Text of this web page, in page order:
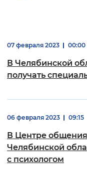
Без
Монохромный
07 февраля 2023 00:00
В Челябинской
получать
06 февраля 2023 09:15
В Центре
Челябинской
с психологом